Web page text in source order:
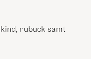
nubuck samt